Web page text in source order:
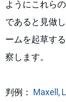
ようにこれら
であると見做
ームを起草す
察します。
判例： Maxell,